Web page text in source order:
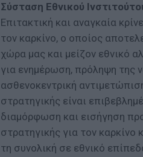
Σύσταση Εθνικού
Επιτακτική και αναγκαία
τον καρκίνο, ο οποίος
χώρα μας και μείζον εθνικό
για ενημέρωση, πρόληψη της
ασθενοκεντρική
στρατηγικής είναι
διαμόρφωση και εισήγηση
στρατηγικής για τον καρκίνο
τη συνολική σε εθνικό